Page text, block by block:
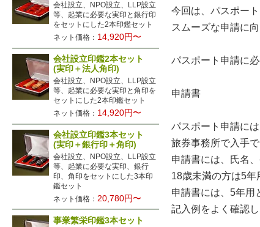
今回は、パスポー
スムーズな申請に
パスポート申請に
申請書
パスポート申請に
旅券事務所で入手
申請書には、氏名
18歳未満の方は5年
申請書には、5年用
記入例をよく確認
会社設立、NPO設立、LLP設立
等、起業に必要な実印と銀行印
をセットにした2本印鑑セット
ネット価格： 14,920円〜
会社設立印鑑2本セット
(実印＋法人角印)
会社設立、NPO設立、LLP設立
等、起業に必要な実印と角印を
セットにした2本印鑑セット
ネット価格： 14,920円〜
会社設立印鑑3本セット
(実印＋銀行印＋角印)
会社設立、NPO設立、LLP設立
等、起業に必要な実印、銀行
印、角印をセットにした3本印
鑑セット
ネット価格：20,780円〜
事業繁栄印鑑3本セット